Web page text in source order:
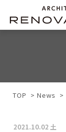
TOP News
2021.10.02 土